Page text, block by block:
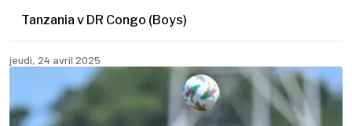
Tanzania v DR Congo (Boys)
jeudi, 24 avril 2025